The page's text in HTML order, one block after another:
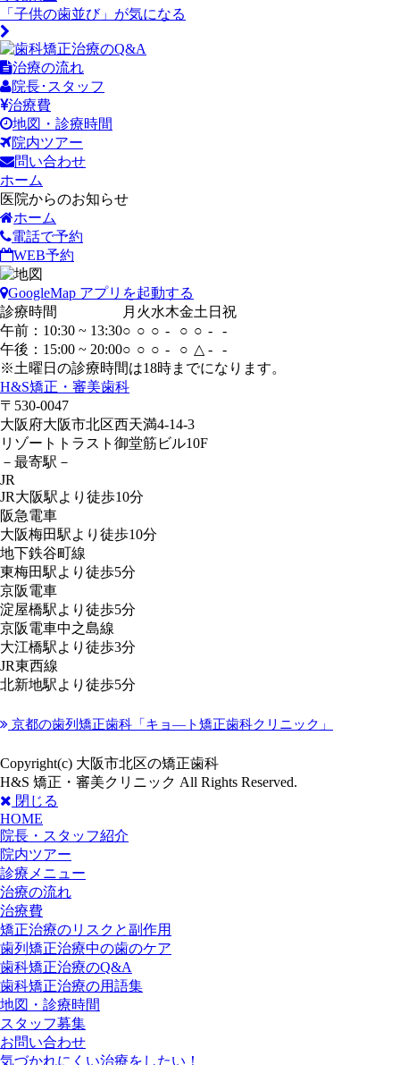
「 子供の歯並び」が気になる
治療の流れ
院長･スタッフ
治療費
地図・診療時間
院内ツアー
問い合わせ
ホーム
医院からのお知らせ
ホーム
電話で予約
WEB予約
GoogleMap アプリを起動する
診療時間
月 火水木金土 日 祝
午前：10:30 ~ 13:30○ ○ ○ - ○ ○ -
-
午後：15:00 ~ 20:00○ ○ ○ - ○ △ -
-
※土曜日の診療時間は18時までになります。
H&S矯正・審美歯科
〒530-0047
大阪府大阪市北区西天満4-14-3
リゾートトラスト御堂筋ビル10F
－最寄駅－
JR
JR大阪駅より 徒歩10分
阪急電車
大阪梅田駅より 徒歩10分
地下鉄谷町線
東梅田駅より 徒歩5分
京阪電車
淀屋橋駅より 徒歩5分
京阪電車中之島線
大江橋駅より 徒歩3分
JR東西線
北新地駅より 徒歩5分
京都の歯列矯正歯科「キョ―ト矯正歯科クリニック」
Copyright(c) 大阪市北区の矯正歯科
H&S 矯正・審美クリニック All Rights Reserved.
閉じる
HOME
院長・スタッフ紹介
院内ツアー
診療メニュー
治療の流れ
治療費
矯正治療のリスクと副作用
歯列矯正治療中の歯のケア
歯科矯正治療のQ&A
歯科矯正治療の用語集
地図・診療時間
スタッフ募集
お問い合わせ
気づかれにくい治療をしたい！